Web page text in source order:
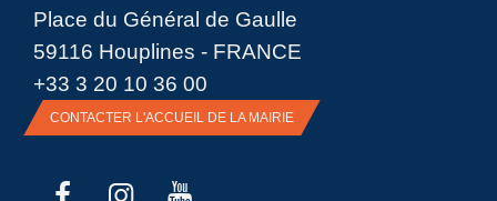
Place du Général de Gaulle
59116 Houplines - FRANCE
+33 3 20 10 36 00
CONTACTER L'ACCUEIL DE LA MAIRIE